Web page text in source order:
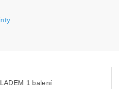
1 balení